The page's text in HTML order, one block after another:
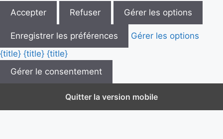
Accepter
Refuser Gérer les options
Enregistrer les préférences
Gérer les options
{title} {title} {title}
Gérer le consentement
Quitter la version mobile